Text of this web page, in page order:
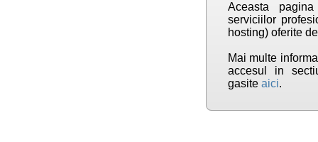
Aceasta
serviciilor
hosting) oferite
Mai multe
accesul in
gasite aici.